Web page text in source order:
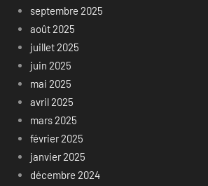
septembre 2025
août 2025
juillet 2025
juin 2025
mai 2025
avril 2025
mars 2025
février 2025
janvier 2025
décembre 2024